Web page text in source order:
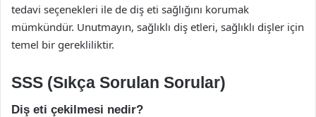
tedavi seçenekleri ile de diş eti sağlığını korumak
mümkündür. Unutmayın, sağlıklı diş etleri, sağlıklı dişler için
temel bir gerekliliktir.
SSS (Sıkça Sorulan Sorular)
Diş eti çekilmesi nedir?